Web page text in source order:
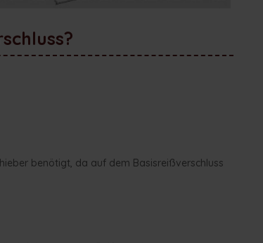
benötigt, da auf dem Basisreißverschluss